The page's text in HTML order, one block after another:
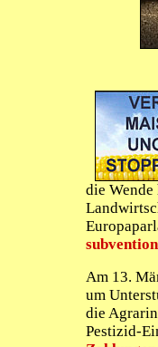
die
Am 13.
um
die
Pestizid-